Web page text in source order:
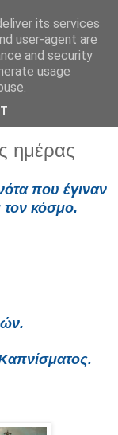
ημέρας
που έγιναν
τον κόσμο.
its services
user-agent are
and security
usage